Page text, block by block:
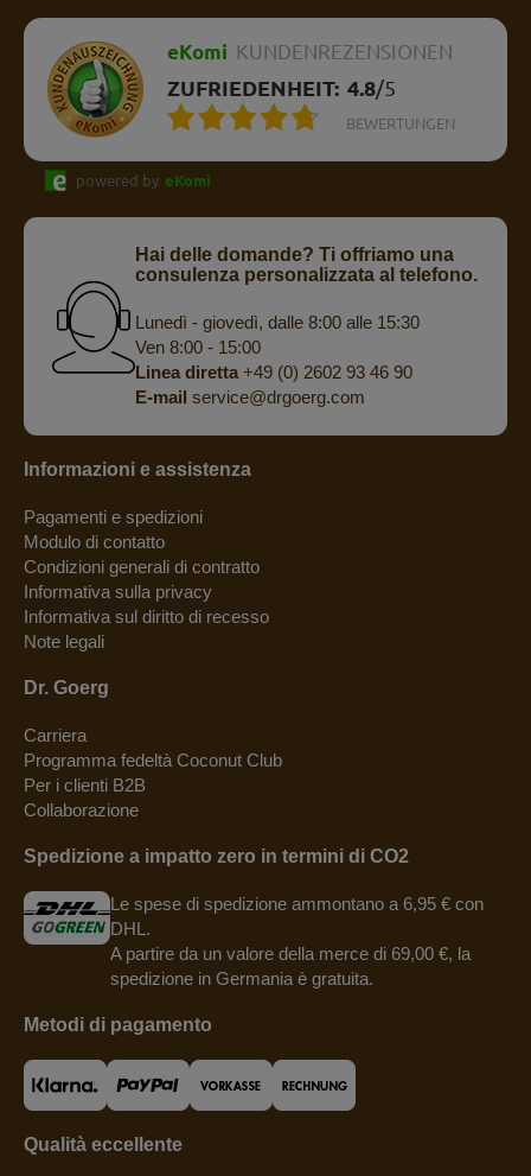
eKomi KUNDENREZENSIONEN
ZUFRIEDENHEIT: 4.8/5
BEWERTUNGEN
powered by eKomi
Hai delle domande? Ti offriamo una
consulenza personalizzata al telefono.
Lunedì - giovedì, dalle 8:00 alle 15:30
Ven 8:00 - 15:00
Linea diretta+49 (0) 2602 93 46 90
E-mail service@drgoerg.com
Informazioni e assistenza
Pagamenti e spedizioni
Modulo di contatto
Condizioni generali di contratto
Informativa sulla privacy
Informativa sul diritto di recesso
Note legali
Dr. Goerg
Carriera
Programma fedeltà Coconut Club
Per i clienti B2B
Collaborazione
Spedizione a impatto zero in termini di CO2
Le spese di spedizione ammontano a 6,95 € con
DHL.
A partire da un valore della merce di 69,00 €, la
spedizione in Germania è gratuita.
Metodi di pagamento
Qualità eccellente